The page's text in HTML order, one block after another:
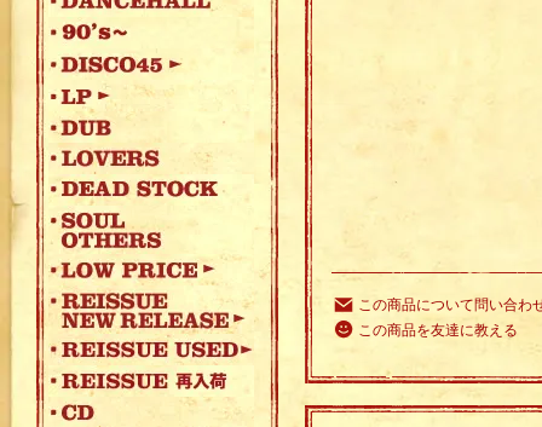
この商品について問い合わ
この商品を友達に教える